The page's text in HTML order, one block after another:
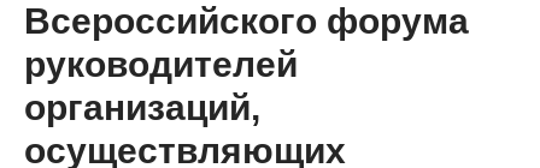
Всероссийского форума
руководителей
организаций,
осуществляющих